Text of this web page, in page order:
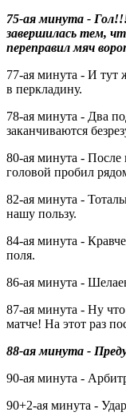
75-ая минута -
завершилась тем,
переправил мяч
77-ая минута - И тут
в перкладину.
78-ая минута - Два
заканчиваются
80-ая минута - После
головой пробил
82-ая минута -
нашу пользу.
84-ая минута -
поля.
86-ая минута -
87-ая минута - Ну
матче! На этот раз
88-ая минута -
90-ая минута -
90+2-ая минута -